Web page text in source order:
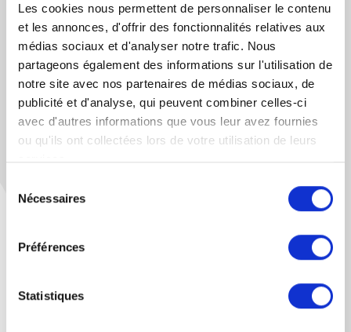
Les cookies nous permettent de personnaliser le contenu
et les annonces, d'offrir des fonctionnalités relatives aux
médias sociaux et d'analyser notre trafic. Nous
partageons également des informations sur l'utilisation de
notre site avec nos partenaires de médias sociaux, de
publicité et d'analyse, qui peuvent combiner celles-ci
avec d'autres informations que vous leur avez fournies
ou qu'ils ont collectées lors de votre utilisation de leurs
services.
Nécessaires
Préférences
Statistiques